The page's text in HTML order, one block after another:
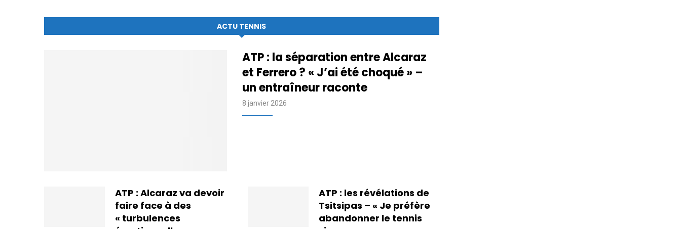
ACTU TENNIS
ATP : la séparation entre Alcaraz
et Ferrero ? « J’ai été choqué » –
un entraîneur raconte
8 janvier 2026
ATP : Alcaraz va devoir
faire face à des
« turbulences
ATP : les révélations de
Tsitsipas – « Je préfère
abandonner le tennis